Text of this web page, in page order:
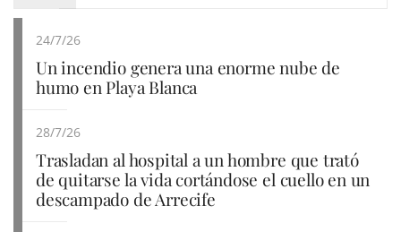
24/7/26
Un incendio genera una enorme nube de
humo en Playa Blanca
28/7/26
Trasladan al hospital a un hombre que trató
de quitarse la vida cortándose el cuello en un
descampado de Arrecife